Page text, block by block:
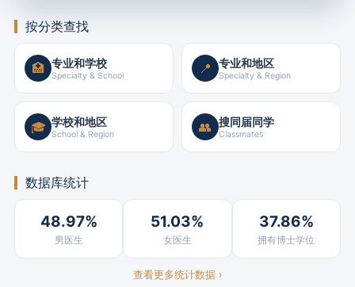
按分类查找
🏥 专业和学校
Specialty & School 📍 专业和地区
Specialty & Region
🎓 学校和地区
School & Region 👥 搜同届同学
Classmates
数据库统计
48.97%
男医生
51.03%
女医生
37.86%
拥有博士学位
查看更多统计数据 ›